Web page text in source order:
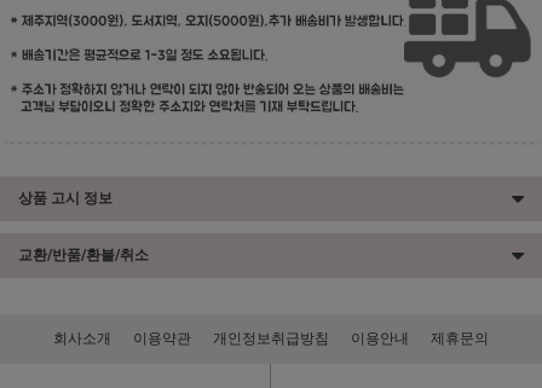
상품 고시 정보
교환/반품/환불/취소
회사소개 이용약관 개인정보취급방침 이용안내 제휴문의